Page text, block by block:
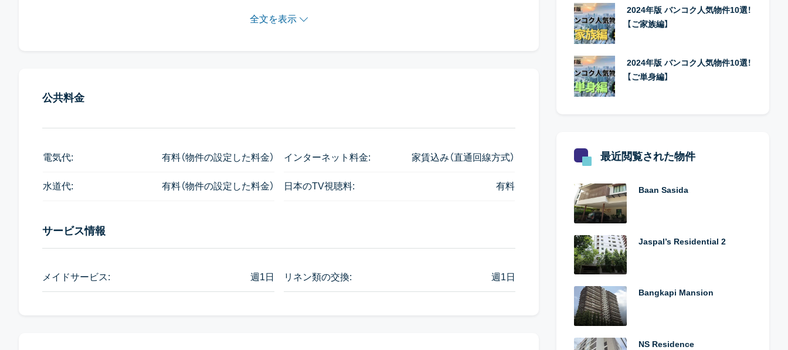
全文を表示
公共料金
電気代: 有料（物件の設定した料金）
水道代: 有料（物件の設定した料金）
インターネット料金: 家賃込み（直通回線方式）
日本のTV視聴料: 有料
サービス情報
メイドサービス: 週1日 リネン類の交換: 週1日
2024年版 バンコク人気物件10選！
【ご家族編】
2024年版 バンコク人気物件10選！
【ご単身編】
最近閲覧された物件
Baan Sasida
Jaspal’s Residential 2
Bangkapi Mansion
NS Residence